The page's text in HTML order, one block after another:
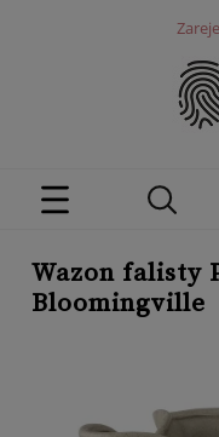
Wazon falisty
Bloomingville